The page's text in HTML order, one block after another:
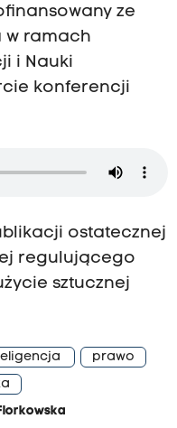
ze
w ramach
i Nauki
konferencji
ostatecznej
regulującego
sztucznej
prawo